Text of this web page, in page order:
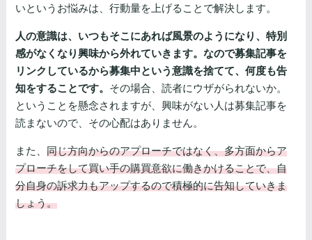
いというお悩みは、行動量を上げることで解決します。
人の意識は、いつもそこにあれば風景のようになり、特別
感がなくなり興味から外れていきます。なので募集記事を
リンクしているから募集中という意識を捨てて、何度も告
知をすることです。 その場合、読者にウザがられないか。
ということを懸念されますが、興味がない人は募集記事を
読まないので、その心配はありません。
また、同じ方向からのアプローチではなく、多方面からア
プローチをして買い手の購買意欲に働きかけることで、自
分自身の訴求力もアップするので積極的に告知していきま
しょう。